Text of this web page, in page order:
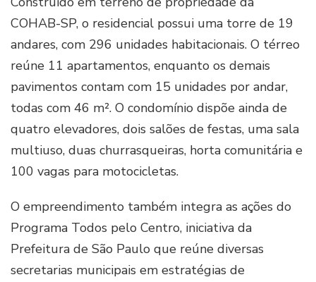
COHAB-SP, o residencial possui uma torre de 19
andares, com 296 unidades habitacionais. O térreo
reúne 11 apartamentos, enquanto os demais
pavimentos contam com 15 unidades por andar,
todas com 46 m². O condomínio dispõe ainda de
quatro elevadores, dois salões de festas, uma sala
multiuso, duas churrasqueiras, horta comunitária e
100 vagas para motocicletas.
O empreendimento também integra as ações do
Programa Todos pelo Centro, iniciativa da
Prefeitura de São Paulo que reúne diversas
secretarias municipais em estratégias de